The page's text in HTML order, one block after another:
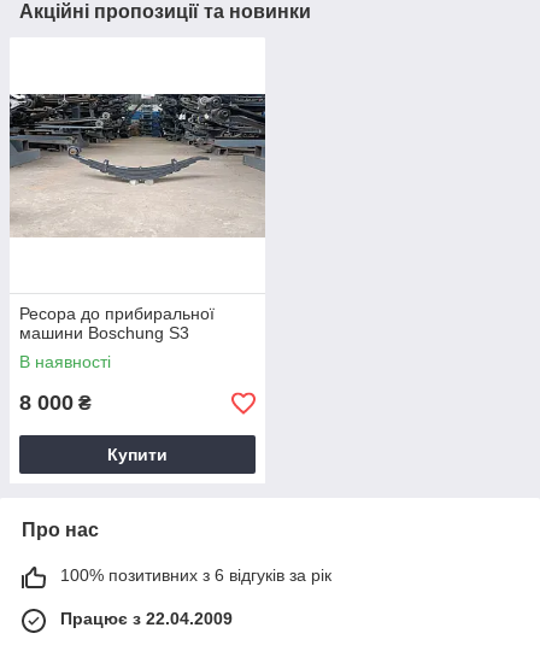
Акційні пропозиції та новинки
Ресора до прибиральної
машини Boschung S3
В наявності
8 000 ₴
Купити
Про нас
100% позитивних з 6 відгуків за рік
Працює з 22.04.2009